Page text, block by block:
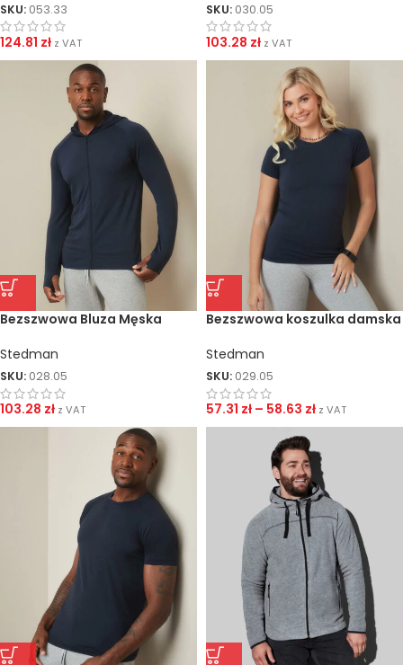
SKU: 053.33
124.81 zł z VAT
SKU: 030.05
103.28 zł z VAT
Bezszwowa Bluza Męska
Stedman
SKU: 028.05
103.28 zł z VAT
Bezszwowa koszulka damska
Stedman
SKU: 029.05
57.31 zł – 58.63 zł z VAT